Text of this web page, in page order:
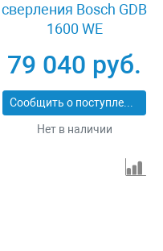
сверления Bosch GDB
1600 WE
79 040 руб.
Сообщить о поступлении
Нет в наличии